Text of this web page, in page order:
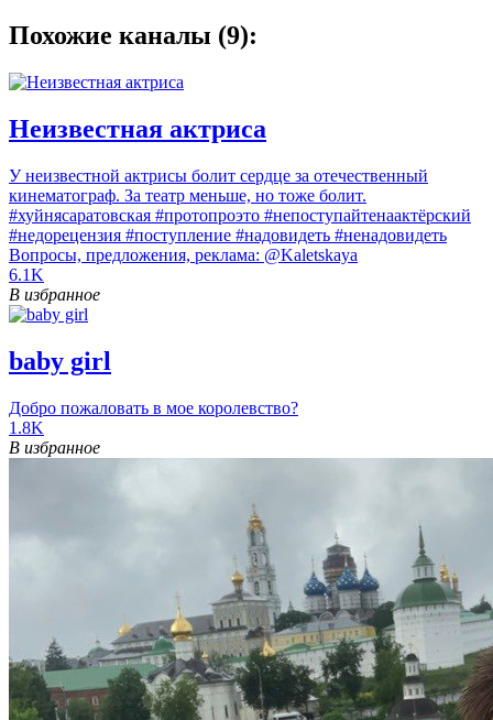
Похожие каналы (9):
Неизвестная актриса
У неизвестной актрисы болит сердце за отечественный
кинематограф. За театр меньше, но тоже болит.
#хуйнясаратовская #протопроэто #непоступайтенаактёрский
#недорецензия #поступление #надовидеть #ненадовидеть
Вопросы, предложения, реклама: @Kaletskaya
6.1K
В избранное
baby girl
Добро пожаловать в мое королевство?
1.8K
В избранное